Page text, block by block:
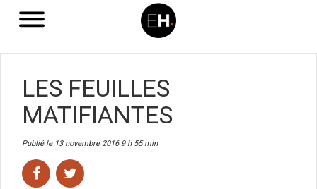
LES FEUILLES
MATIFIANTES
Publié le 13 novembre 2016 9 h 55 min